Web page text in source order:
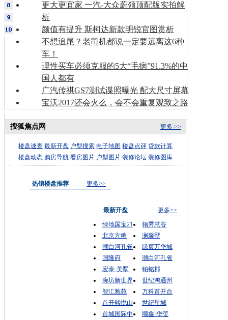
更大更宜家 一汽-大众蔚领顶配版实拍解
析
颜值有提升 斯柯达新款明锐官图赏析
不想追尾？老司机都说一定要远离这6种
车！
理性买车必须克服的5大“毛病”91.3%的中
国人都有
广汽传祺GS7测试谍照曝光 配大尺寸屏幕
宝沃2017还会火么，会不会重复观致之路
更多 >>
搜狐焦点网
楼盘速查 最新开盘 户型搜索 电子地图 楼盘点评 贷款计算
楼盘动态 购房导航 看房图片 户型图片 装修论坛 装修图库
热销楼盘推荐 更多>>
最新开盘
更多>>
绿地国宝21
领秀慧谷
北京方糖
澜馨墅
潮白河孔雀
绿宸万华城
国隆府
潮白河孔雀
宏泰·美墅
铂铭郡
廊坊新世界
世纪鸿通州
智汇雅苑
万科首开台
首开熙悦山
世纪星城
首城国际中
顺鑫·华玺